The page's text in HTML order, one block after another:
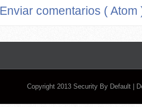
Enviar comentarios ( Atom
Copyright 2013 Security By Default |